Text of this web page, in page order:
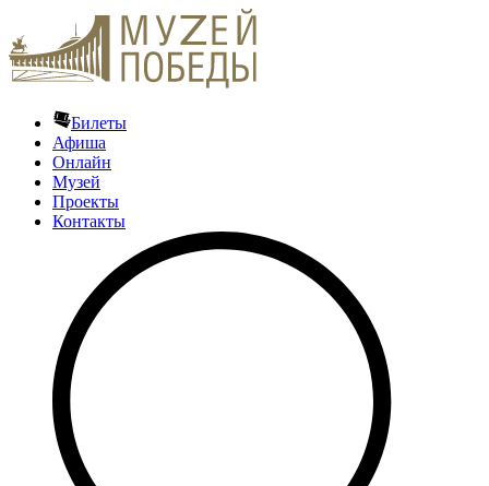
Билеты
Афиша
Онлайн
Музей
Проекты
Контакты